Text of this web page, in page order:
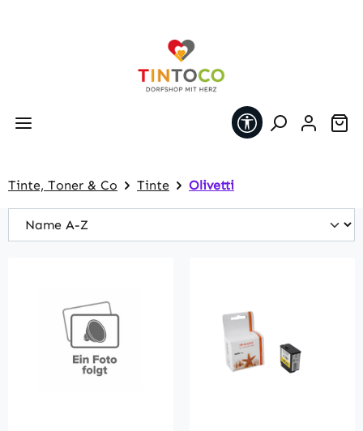
Werkzeugleiste
Tinte, Toner & Co Tinte Olivetti